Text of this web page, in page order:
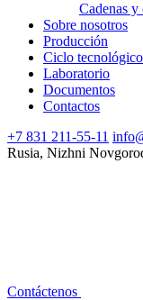
Cadenas y
Sobre nosotros
Producción
Ciclo tecnológico
Laboratorio
Documentos
Contactos
+7 831 211-55-11
Rusia, Nizhni
Contáctenos